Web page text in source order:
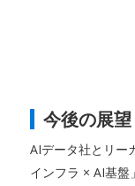
今後の展望
AIデータ社とリー
インフラ × AI基盤